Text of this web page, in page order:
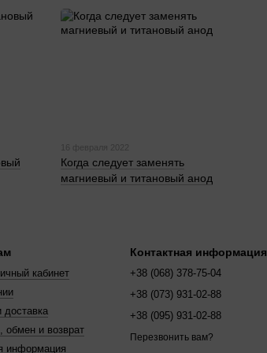
16 февраля 2022
Когда следует заменять
магниевый и титановый анод
кабинет
доставка
обмен и возврат
информация
Контактная информация
+38 (068) 378-75-04
+38 (073) 931-02-88
+38 (095) 931-02-88
Перезвонить вам?